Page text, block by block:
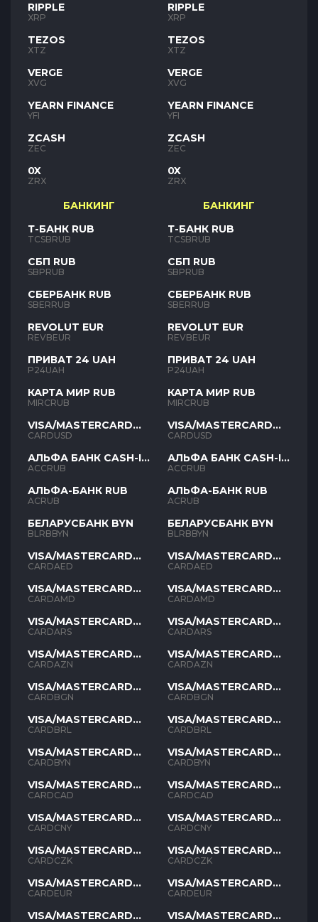
RIPPLE
XRP
TEZOS
XTZ
VERGE
XVG
YEARN FINANCE
YFI
ZCASH
ZEC
0X
ZRX
БАНКИНГ
Т-БАНК RUB
TCSBRUB
СБП RUB
SBPRUB
СБЕРБАНК RUB
SBERRUB
REVOLUT EUR
REVBEUR
ПРИВАТ 24 UAH
P24UAH
КАРТА МИР RUB
MIRCRUB
VISA/MASTERCARD
USD
CARDUSD
АЛЬФА БАНК CASH-IN
RUB
ACCRUB
АЛЬФА-БАНК RUB
ACRUB
БЕЛАРУСБАНК BYN
BLRBBYN
VISA/MASTERCARD
AED
CARDAED
VISA/MASTERCARD
AMD
CARDAMD
VISA/MASTERCARD
ARS
CARDARS
VISA/MASTERCARD
AZN
CARDAZN
VISA/MASTERCARD
BGN
CARDBGN
VISA/MASTERCARD
BRL
CARDBRL
VISA/MASTERCARD
BYN
CARDBYN
VISA/MASTERCARD
CAD
CARDCAD
VISA/MASTERCARD
CNY
CARDCNY
VISA/MASTERCARD
CZK
CARDCZK
VISA/MASTERCARD
EUR
CARDEUR
VISA/MASTERCARD
RIPPLE
XRP
TEZOS
XTZ
VERGE
XVG
YEARN FINANCE
YFI
ZCASH
ZEC
0X
ZRX
БАНКИНГ
Т-БАНК RUB
TCSBRUB
СБП RUB
SBPRUB
СБЕРБАНК RUB
SBERRUB
REVOLUT EUR
REVBEUR
ПРИВАТ 24 UAH
P24UAH
КАРТА МИР RUB
MIRCRUB
VISA/MASTERCARD
USD
CARDUSD
АЛЬФА БАНК CASH-IN
RUB
ACCRUB
АЛЬФА-БАНК RUB
ACRUB
БЕЛАРУСБАНК BYN
BLRBBYN
VISA/MASTERCARD
AED
CARDAED
VISA/MASTERCARD
AMD
CARDAMD
VISA/MASTERCARD
ARS
CARDARS
VISA/MASTERCARD
AZN
CARDAZN
VISA/MASTERCARD
BGN
CARDBGN
VISA/MASTERCARD
BRL
CARDBRL
VISA/MASTERCARD
BYN
CARDBYN
VISA/MASTERCARD
CAD
CARDCAD
VISA/MASTERCARD
CNY
CARDCNY
VISA/MASTERCARD
CZK
CARDCZK
VISA/MASTERCARD
EUR
CARDEUR
VISA/MASTERCARD